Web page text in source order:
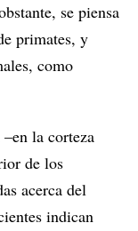
se piensa
primates, y
como
la corteza
de los
acerca del
indican